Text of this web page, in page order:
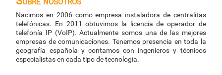
Nacimos en 2006 como empresa instaladora de centralitas
telefónicas. En 2011 obtuvimos la licencia de operador de
telefonía IP (VoIP). Actualmente somos una de las mejores
empresas de comunicaciones. Tenemos presencia en toda la
geografía española y contamos con ingenieros y técnicos
especialistas en cada tipo de tecnología.